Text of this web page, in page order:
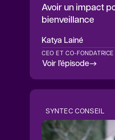
Avoir un impact
bienveillance
Katya Lainé
CEO ET CO-
Voir l’épisode
SYNTEC CONSEIL